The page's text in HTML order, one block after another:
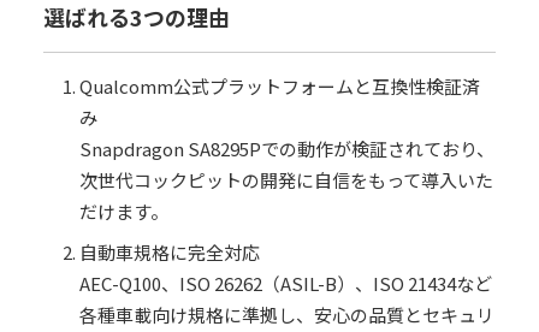
選ばれる3つの理由
Qualcomm公式プラットフォームと互換性検証済
み
Snapdragon SA8295Pでの動作が検証されており、
次世代コックピットの開発に自信をもって導入いた
だけます。
自動車規格に完全対応
AEC-Q100、ISO 26262（ASIL-B）、ISO 21434など
各種車載向け規格に準拠し、安心の品質とセキュリ